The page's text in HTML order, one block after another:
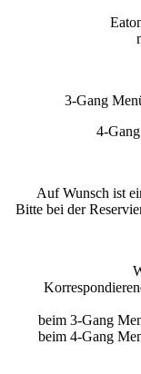
3-Gang
4-
Auf Wunsch ist
Bitte bei der
beim 3-Gang
beim 4-Gang